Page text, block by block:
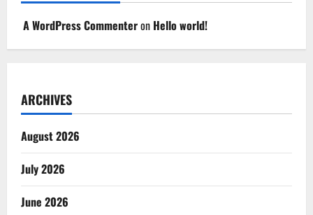
A WordPress Commenteron Hello world!
ARCHIVES
August 2026
July 2026
June 2026